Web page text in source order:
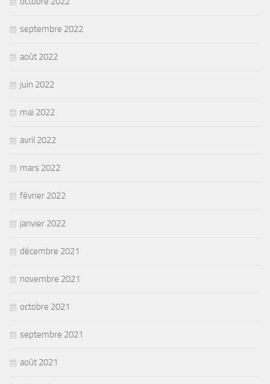
septembre 2022
août 2022
juin 2022
mai 2022
avril 2022
mars 2022
février 2022
janvier 2022
décembre 2021
novembre 2021
octobre 2021
septembre 2021
août 2021